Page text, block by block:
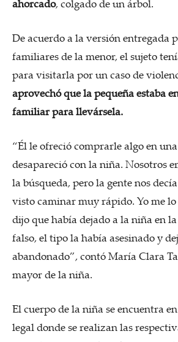
ahorcado, colgado de un árbol.
De acuerdo a la versión entregada
familiares de la menor,el sujeto
para visitarla por un caso de
aprovechó que la pequeña estaba
familiar para llevársela.
“Él le ofreció comprarle algo en
desapareció con la niña. Nosotros
la búsqueda, pero la gente nos
visto caminar muy rápido. Yo me
dijo que había dejado a la niña en
falso, el tipo la había asesinado y
abandonado”, contó María Clara
mayor de la niña.
El cuerpo de la niña se encuentra
legal donde se realizan las